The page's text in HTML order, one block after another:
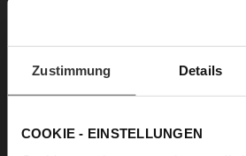
Zustimmung Details
COOKIE - EINSTELLUNGEN
Details
Leather